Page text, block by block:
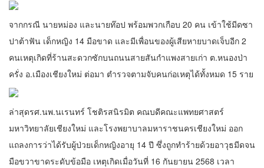
จากกรณี นายหม่อง และนายท๊อป พร้อมพวกเกือบ 20 คน เข้าใช้มีดซา
ปาต้าฟัน เด็กหญิง 14 มือขาด และมีเพื่อนของผู้เสียหายบาดเจ็บอีก 2
คนเหตุเกิดที่ร้านสะดวกซักบนถนนสายสันกำแพงสายเก่า ต.หนองป่า
ครั่ง อ.เมืองเชียงใหม่ ต่อมา ตำรวจตามจับคนก่อเหตุได้ทั้งหมด 15 ราย
ล่าสุดรศ.นพ.นเรนทร์ โชติรสนิรมิต คณบดีคณะแพทยศาสตร์
มหาวิทยาลัยเชียงใหม่ และโรงพยาบาลมหาราชนครเชียงใหม่ ออก
แถลงการว่าได้รับผู้ป่วยเด็กหญิงอายุ 14 ปี ซึ่งถูกทำร้ายด้วยอาวุธมีดจน
มือขวาขาดระดับข้อมือ เหตุเกิดเมื่อวันที่ 16 กันยายน 2568 เวลา